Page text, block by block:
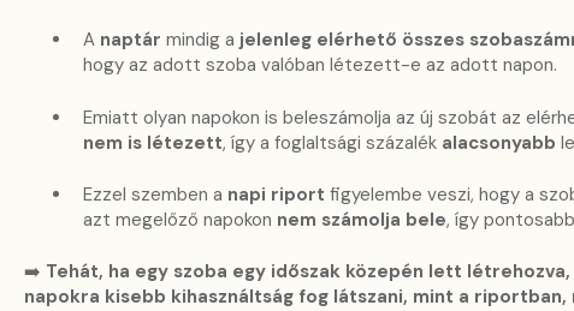
A naptár mindig a jelenleg elérhető összes
hogy az adott szoba valóban létezett-e az adott napon.
Emiatt olyan napokon is beleszámolja az új szobát az
nem is létezett, így a foglaltsági százalék alacsonyabb
Ezzel szemben a napi riport figyelembe veszi, hogy a
azt megelőző napokon nem számolja bele, így
➡️ Tehát, ha egy szoba egy időszak közepén lett
napokra kisebb kihasználtság fog látszani, mint a